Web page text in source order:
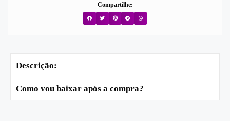
Compartilhe:
Descrição:
Como vou baixar após a compra?